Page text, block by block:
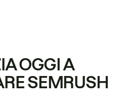
OGGI A
SEMRUSH